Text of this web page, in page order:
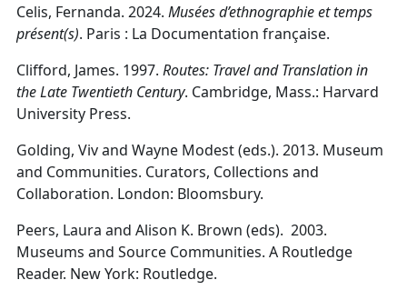
Celis, Fernanda. 2024. Musées d’ethnographie et temps
présent(s). Paris : La Documentation française.
Clifford, James. 1997. Routes: Travel and Translation in
the Late Twentieth Century. Cambridge, Mass.: Harvard
University Press.
Golding, Viv and Wayne Modest (eds.). 2013. Museum
and Communities. Curators, Collections and
Collaboration. London: Bloomsbury.
Peers, Laura and Alison K. Brown (eds). 2003.
Museums and Source Communities. A Routledge
Reader. New York: Routledge.